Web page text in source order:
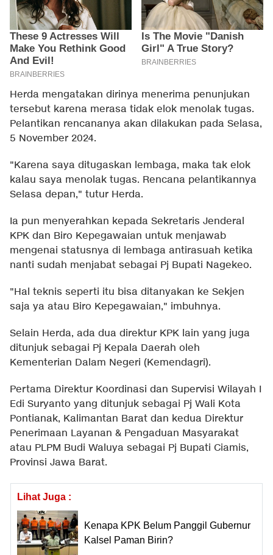
Herda mengatakan dirinya menerima penunjukan
tersebut karena merasa tidak elok menolak tugas.
Pelantikan rencananya akan dilakukan pada Selasa,
5 November 2024.
"Karena saya ditugaskan lembaga, maka tak elok
kalau saya menolak tugas. Rencana pelantikannya
Selasa depan," tutur Herda.
Ia pun menyerahkan kepada Sekretaris Jenderal
KPK dan Biro Kepegawaian untuk menjawab
mengenai statusnya di lembaga antirasuah ketika
nanti sudah menjabat sebagai Pj Bupati Nagekeo.
"Hal teknis seperti itu bisa ditanyakan ke Sekjen
saja ya atau Biro Kepegawaian," imbuhnya.
Selain Herda, ada dua direktur KPK lain yang juga
ditunjuk sebagai Pj Kepala Daerah oleh
Kementerian Dalam Negeri (Kemendagri).
Pertama Direktur Koordinasi dan Supervisi Wilayah I
Edi Suryanto yang ditunjuk sebagai Pj Wali Kota
Pontianak, Kalimantan Barat dan kedua Direktur
Penerimaan Layanan & Pengaduan Masyarakat
atau PLPM Budi Waluya sebagai Pj Bupati Ciamis,
Provinsi Jawa Barat.
Lihat Juga :
Kenapa KPK Belum Panggil Gubernur
Kalsel Paman Birin?